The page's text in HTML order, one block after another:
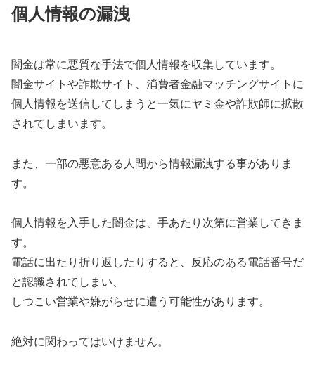
個人情報の漏洩
闇金は常に悪質な手法で個人情報を収集しています。
闇金サイトや詐欺サイト、消費者金融マッチングサイトに
個人情報を送信してしまうと一気にヤミ金や詐欺師に拡散
されてしまいます。
また、一部の悪意ある人間から情報漏洩する事がありま
す。
個人情報を入手した闇金は、手あたり次第に営業してきま
す。
電話に出たり折り返したりすると、反応のある電話番号だ
と認識されてしまい、
しつこい営業や嫌がらせに遭う可能性があります。
絶対に関わってはいけません。